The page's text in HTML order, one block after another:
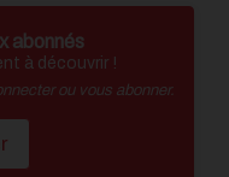
abonnés
à découvrir !
ou vous abonner.